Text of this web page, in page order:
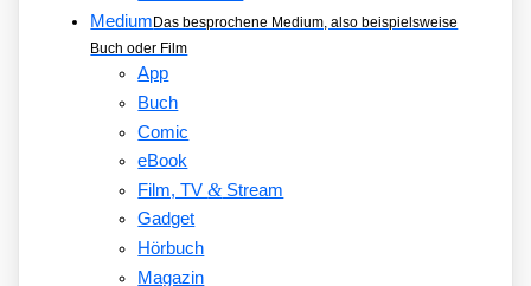
Medium Das besprochene Medium, also beispielsweise
Buch oder Film
App
Buch
Comic
eBook
Film, TV&Stream
Gadget
Hörbuch
Magazin